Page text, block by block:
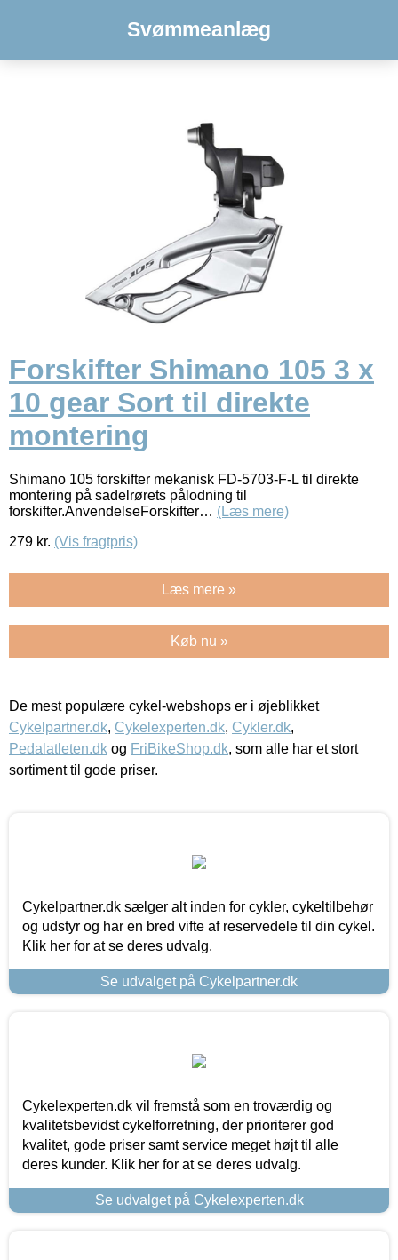
Svømmeanlæg
Forskifter Shimano 105 3 x
10 gear Sort til direkte
montering
Shimano 105 forskifter mekanisk FD-5703-F-L til direkte
montering på sadelrørets pålodning til
forskifter.AnvendelseForskifter… (Læs mere)
279 kr. (Vis fragtpris)
Læs mere »
Køb nu »
De mest populære cykel-webshops er i øjeblikket
Cykelpartner.dk, Cykelexperten.dk, Cykler.dk,
Pedalatleten.dk og FriBikeShop.dk, som alle har et stort
sortiment til gode priser.
Cykelpartner.dk sælger alt inden for cykler, cykeltilbehør
og udstyr og har en bred vifte af reservedele til din cykel.
Klik her for at se deres udvalg.
Se udvalget på Cykelpartner.dk
Cykelexperten.dk vil fremstå som en troværdig og
kvalitetsbevidst cykelforretning, der prioriterer god
kvalitet, gode priser samt service meget højt til alle
deres kunder. Klik her for at se deres udvalg.
Se udvalget på Cykelexperten.dk